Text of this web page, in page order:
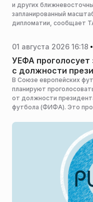
и других
запланированный
дипломатии, сообщает
01 августа 2026 16:18
УЕФА проголосует
с должности
В Союзе европейских
планируют
от должности
футбола (ФИФА). Это